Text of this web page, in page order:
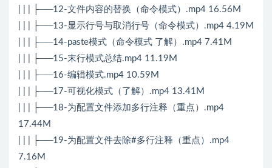
| | | ├──12-文件内容的替换（命令模式）.mp4 16.56M
| | | ├──13-显示行号与取消行号（命令模式）.mp4 4.19M
| | | ├──14-paste模式（命令模式 了解）.mp4 7.41M
| | | ├──15-末行模式总结.mp4 11.19M
| | | ├──16-编辑模式.mp4 10.59M
| | | ├──17-可视化模式（了解）.mp4 13.41M
| | | ├──18-为配置文件添加多行注释（重点）.mp4
17.44M
| | | ├──19-为配置文件去除#多行注释（重点）.mp4
7.16M